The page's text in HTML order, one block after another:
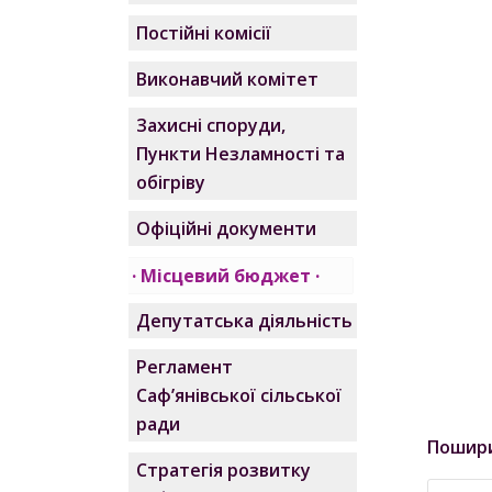
Постійні комісії
Виконавчий комітет
Захисні споруди,
Пункти Незламності та
обігріву
Офіційні документи
Місцевий бюджет
Депутатська діяльність
Регламент
Саф’янівської сільської
ради
Стратегія розвитку